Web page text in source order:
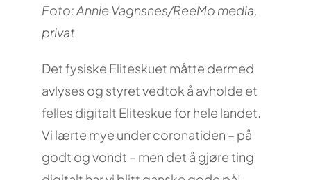
Foto: Annie Vagnsnes/ReeMo media,
privat
Det fysiske Eliteskuet måtte dermed
avlyses og styret vedtok å avholde et
felles digitalt Eliteskue for hele landet.
Vi lærte mye under coronatiden – på
godt og vondt – men det å gjøre ting